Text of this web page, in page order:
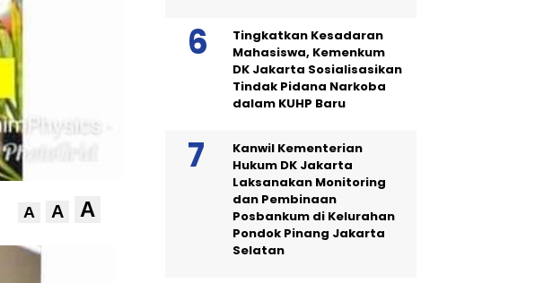
A A A
Tingkatkan Kesadaran
Mahasiswa, Kemenkum
DK Jakarta Sosialisasikan
Tindak Pidana Narkoba
dalam KUHP Baru
Kanwil Kementerian
Hukum DK Jakarta
Laksanakan Monitoring
dan Pembinaan
Posbankum di Kelurahan
Pondok Pinang Jakarta
Selatan